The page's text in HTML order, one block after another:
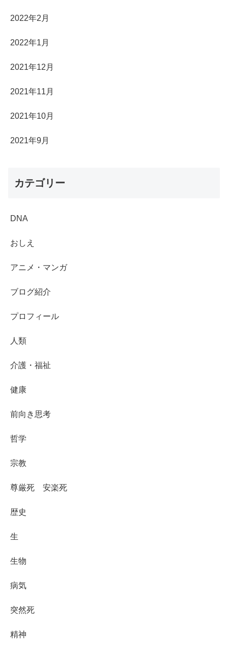
2022年2月
2022年1月
2021年12月
2021年11月
2021年10月
2021年9月
カテゴリー
DNA
おしえ
アニメ・マンガ
ブログ紹介
プロフィール
人類
介護・福祉
健康
前向き思考
哲学
宗教
尊厳死 安楽死
歴史
生
生物
病気
突然死
精神